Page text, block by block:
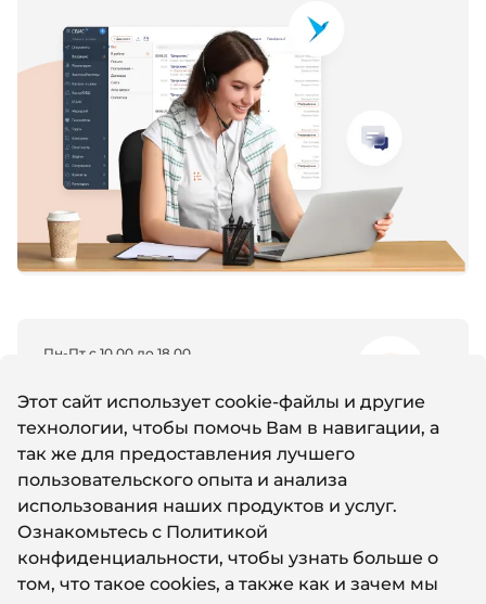
Пн-Пт с 10.00 до 18.00
Email
Whatsapp
Этот сайт использует cookie-файлы и другие
технологии, чтобы помочь Вам в навигации, а
так же для предоставления лучшего
пользовательского опыта и анализа
использования наших продуктов и услуг.
Ознакомьтесь с Политикой
конфиденциальности, чтобы узнать больше о
том, что такое cookies, а также как и зачем мы